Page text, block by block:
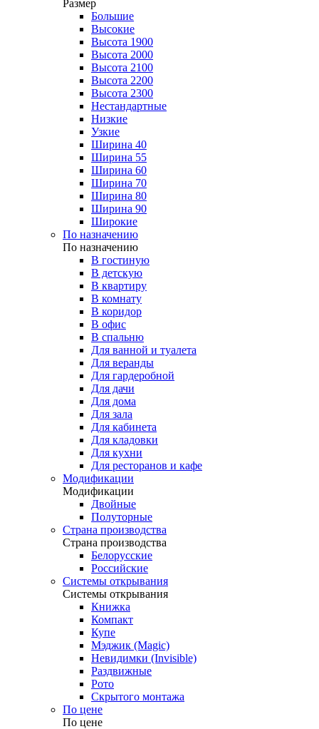
Размер
Большие
Высокие
Высота 1900
Высота 2000
Высота 2100
Высота 2200
Высота 2300
Нестандартные
Низкие
Узкие
Ширина 40
Ширина 55
Ширина 60
Ширина 70
Ширина 80
Ширина 90
Широкие
По назначению
По назначению
В гостиную
В детскую
В квартиру
В комнату
В коридор
В офис
В спальню
Для ванной и туалета
Для веранды
Для гардеробной
Для дачи
Для дома
Для зала
Для кабинета
Для кладовки
Для кухни
Для ресторанов и кафе
Модификации
Модификации
Двойные
Полуторные
Страна производства
Страна производства
Белорусские
Российские
Системы открывания
Системы открывания
Книжка
Компакт
Купе
Мэджик (Magic)
Невидимки (Invisible)
Раздвижные
Рото
Скрытого монтажа
По цене
По цене